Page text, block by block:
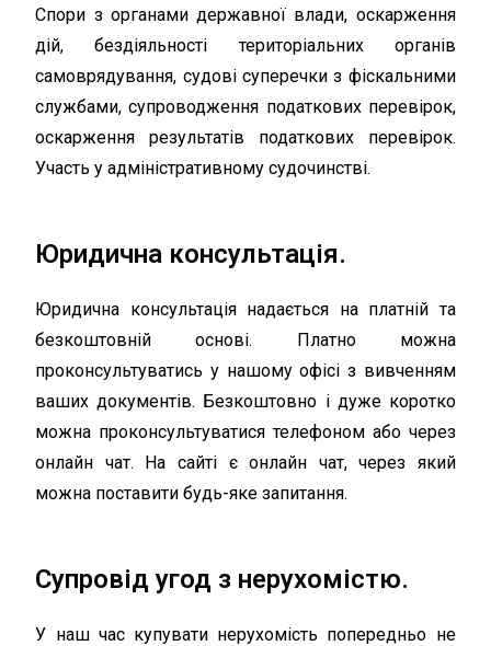
Спори з органами державної влади, оскарження
дій, бездіяльності територіальних органів
самоврядування, судові суперечки з фіскальними
службами, супроводження податкових перевірок,
оскарження результатів податкових перевірок.
Участь у адміністративному судочинстві.
Юридична консультація.
Юридична консультація надається на платній та
безкоштовній основі. Платно можна
проконсультуватись у нашому офісі з вивченням
ваших документів. Безкоштовно і дуже коротко
можна проконсультуватися телефоном або через
онлайн чат. На сайті є онлайн чат, через який
можна поставити будь-яке запитання.
Супровід угод з нерухомістю.
У наш час купувати нерухомість попередньо не